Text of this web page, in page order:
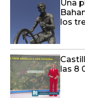
Una
los
las 8